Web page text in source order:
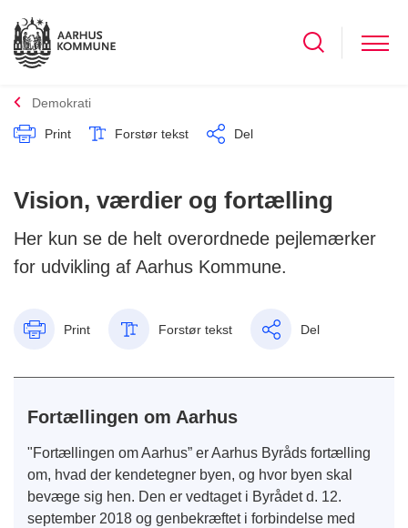
Demokrati
Print Forstør tekst Del
Vision, værdier og fortælling
Her kun se de helt overordnede pejlemærker
for udvikling af Aarhus Kommune.
Print Forstør tekst Del
Fortællingen om Aarhus
"Fortællingen om Aarhus” er Aarhus Byråds fortælling
om, hvad der kendetegner byen, og hvor byen skal
bevæge sig hen. Den er vedtaget i Byrådet d. 12.
september 2018 og genbekræftet i forbindelse med